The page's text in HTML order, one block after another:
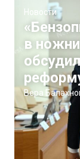
Новости
в
Вера